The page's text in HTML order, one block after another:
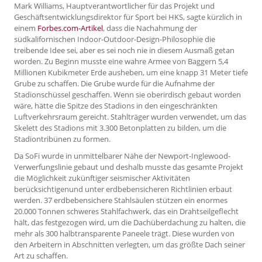
Mark Williams, Hauptverantwortlicher für das Projekt und
Geschäftsentwicklungsdirektor für Sport bei HKS, sagte kürzlich in
einem Forbes.com-Artikel, dass die Nachahmung der
südkalifornischen Indoor-Outdoor-Design-Philosophie die
treibende Idee sei, aber es sei noch nie in diesem Ausmaß getan
worden. Zu Beginn musste eine wahre Armee von Baggern 5,4
Millionen Kubikmeter Erde ausheben, um eine knapp 31 Meter tiefe
Grube zu schaffen. Die Grube wurde für die Aufnahme der
Stadionschüssel geschaffen. Wenn sie oberirdisch gebaut worden
wäre, hätte die Spitze des Stadions in den eingeschränkten
Luftverkehrsraum gereicht. Stahlträger wurden verwendet, um das
Skelett des Stadions mit 3.300 Betonplatten zu bilden, um die
Stadiontribünen zu formen.
Da SoFi wurde in unmittelbarer Nähe der Newport-Inglewood-
Verwerfungslinie gebaut und deshalb musste das gesamte Projekt
die Möglichkeit zukünftiger seismischer Aktivitäten
berücksichtigenund unter erdbebensicheren Richtlinien erbaut
werden. 37 erdbebensichere Stahlsäulen stützen ein enormes
20.000 Tonnen schweres Stahlfachwerk, das ein Drahtseilgeflecht
hält, das festgezogen wird, um die Dachüberdachung zu halten, die
mehr als 300 halbtransparente Paneele trägt. Diese wurden von
den Arbeitern in Abschnitten verlegten, um das größte Dach seiner
Art zu schaffen.